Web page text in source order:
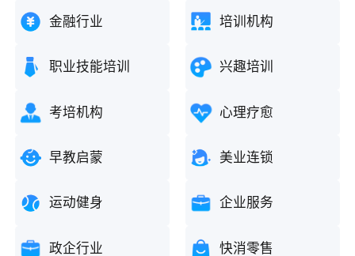
金融行业 培训机构
职业技能培训 兴趣培训
考培机构 心理疗愈
早教启蒙 美业连锁
运动健身 企业服务
政企行业 快消零售